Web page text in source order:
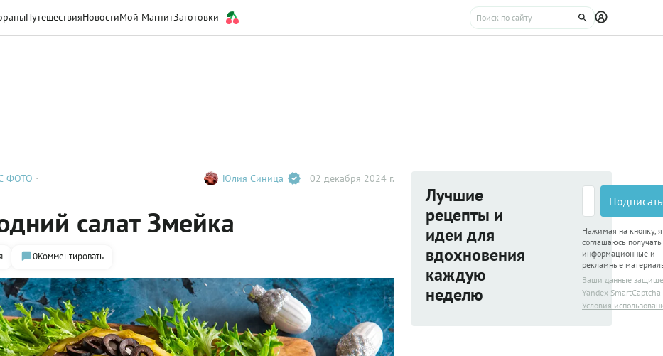
ПутешествияНовостиМой МагнитЗаготовки
ФОТО
Юлия Синица 02 декабря 2024 г.
салат Змейка
0Комментировать
Лучшие
рецепты и
идеи для
вдохновения
каждую
неделю
Нажимая на кнопку, я
соглашаюсь получать
информационные и
рекламные
Ваши данные
Yandex SmartCaptcha
Условия